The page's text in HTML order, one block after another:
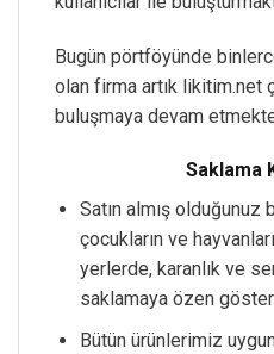
Bugün pörtföyünde
olan firma artık likitim.net
buluşmaya devam
Saklama
Satın almış
çocukların ve
yerlerde, karanlık ve
saklamaya özen
Bütün ürünlerimiz